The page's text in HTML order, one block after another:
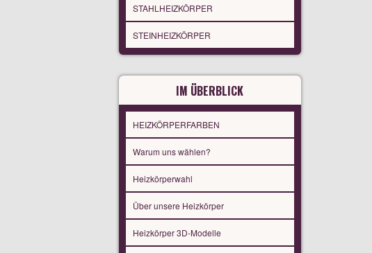
STAHLHEIZKÖRPER
STEINHEIZKÖRPER
IM ÜBERBLICK
HEIZKÖRPERFARBEN
Warum uns wählen?
Heizkörperwahl
Über unsere Heizkörper
Heizkörper 3D-Modelle